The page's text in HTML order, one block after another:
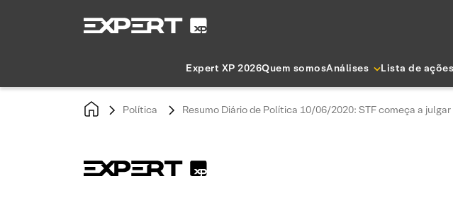
Expert XP 2026Quem somosAnálises Lista de ações
Política Resumo Diário de Política 10/06/2020: STF começa a